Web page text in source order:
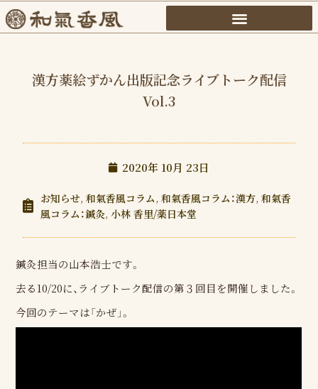
内
容
漢方薬絵ずかん出版記念ライブトーク配信
Vol.3
2020年 10月 23日
お知らせ,和氣香風コラム,和氣香風コラム：漢方,和氣香
風コラム：鍼灸,小林 香里/薬日本堂
鍼灸担当の山本浩士です。
去る10/20に、ライブトーク配信の第３回目を開催しました。
今回のテーマは「かぜ」。